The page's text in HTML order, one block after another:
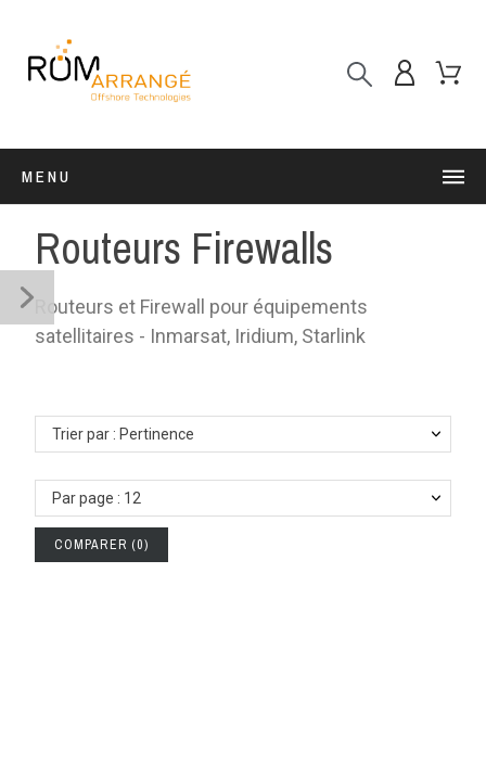
MENU
Routeurs Firewalls
Routeurs et Firewall pour équipements
satellitaires - Inmarsat, Iridium, Starlink
Trier par : Pertinence
COMPARER (0)
Par page : 12